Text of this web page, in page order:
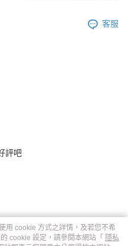
客服
評吧
用 cookie 方式之詳情，及若您不希
cookie 設定，請參閱本網站「 隱私